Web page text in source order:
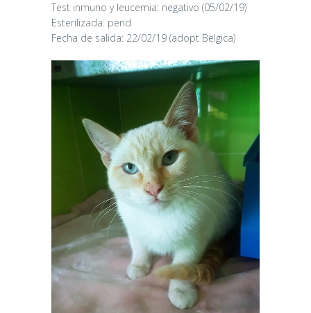
Test inmuno y leucemia: negativo (05/02/19)
Esterilizada: pend
Fecha de salida: 22/02/19 (adopt Belgica)